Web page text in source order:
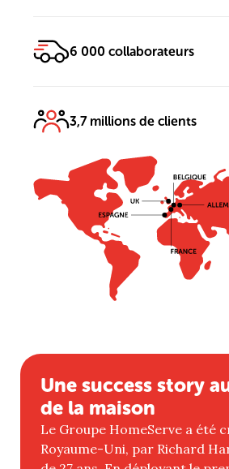
6 000 collaborateurs
3,7 millions de clients
Une success story
de la maison
Le Groupe HomeServe a été
Royaume-Uni, par Richard